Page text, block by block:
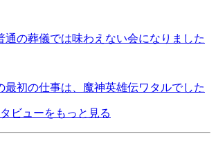
通の葬儀では味わえない会になりました
最初の仕事は、魔神英雄伝ワタルでした
ビューをもっと見る